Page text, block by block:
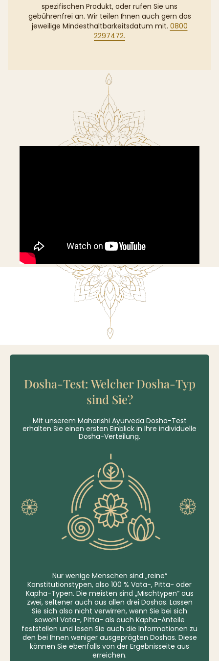
spezifischen Produkt, oder rufen Sie uns
gebührenfrei an. Wir teilen Ihnen auch gern das
jeweilige Mindesthaltbarkeitsdatum mit. 0800
2297472.
Dosha-Test: Welcher Dosha-Typ
sind Sie?
Mit unserem Maharishi Ayurveda Dosha-Test
erhalten Sie einen ersten Einblick in Ihre individuelle
Dosha-Verteilung.
Nur wenige Menschen sind „reine“
Konstitutionstypen, also 100 % Vata-, Pitta- oder
Kapha-Typen. Die meisten sind „Mischtypen“ aus
zwei, seltener auch aus allen drei Doshas. Lassen
Sie sich also nicht verwirren, wenn Sie bei sich
sowohl Vata-, Pitta- als auch Kapha-Anteile
feststellen und lesen Sie auch die Informationen zu
den bei Ihnen weniger ausgeprägten Doshas. Diese
können Sie ebenfalls von der Ergebnisseite aus
erreichen.